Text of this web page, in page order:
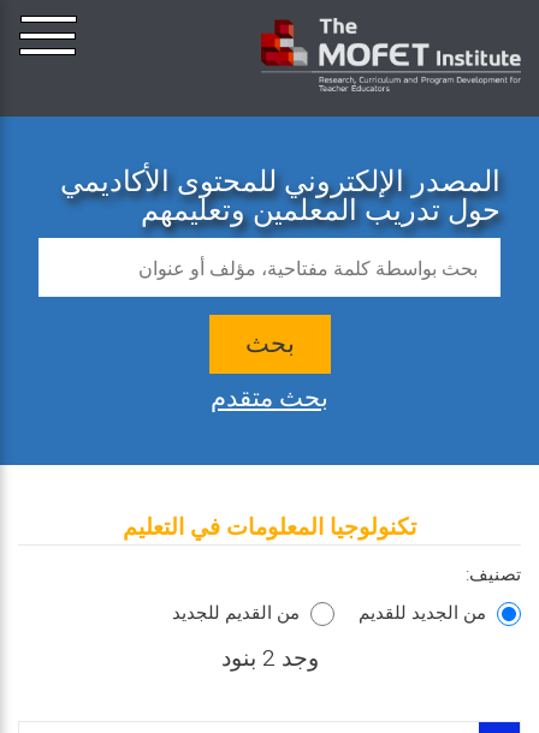
المصدر الإلكتروني للمحتوى الأكاديمي
حول تدريب المعلمين وتعليمهم
بحث
بحث متقدم
تكنولوجيا المعلومات في التعليم
تصنيف:
من الجديد للقديم
من القديم للجديد
وجد 2 بنود